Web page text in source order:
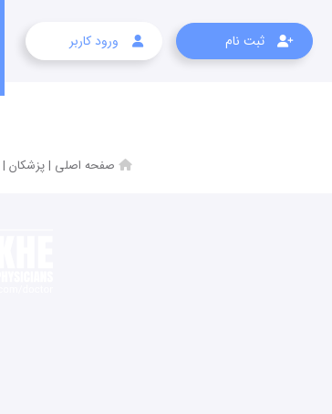
ثبت نام ورود کاربر
صفحه اصلی |پزشکان |